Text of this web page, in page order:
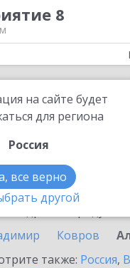
8
на сайте будет
для региона
Россия
все верно
другой
с
Ковров
также: Россия,